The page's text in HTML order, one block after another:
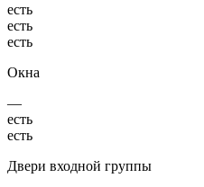
есть
есть
есть
Окна
—
есть
есть
Двери входной группы